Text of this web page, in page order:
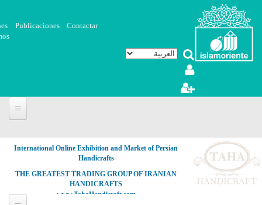
تجاوز إلى المحتوى الرئيسي
Contactar
Publicaciones
International Online Exhibition and Market of Persian
Handicrafts
THE GREATEST TRADING GROUP OF IRANIAN
HANDICRAFTS
www.TahaHandicraft.com